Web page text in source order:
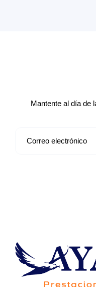
Mantente al día de